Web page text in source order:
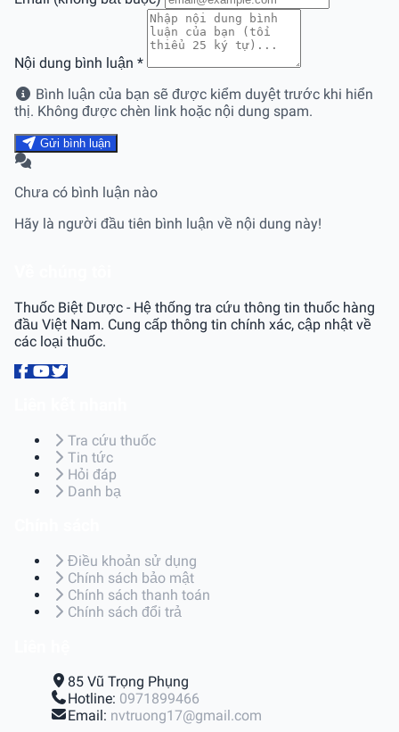
Nội dung bình luận *
Bình luận của bạn sẽ được kiểm duyệt trước khi hiển
thị. Không được chèn link hoặc nội dung spam.
Gửi bình luận
Chưa có bình luận nào
Hãy là người đầu tiên bình luận về nội dung này!
Thuốc Biệt Dược - Hệ thống tra cứu thông tin thuốc hàng
đầu Việt Nam. Cung cấp thông tin chính xác, cập nhật về
các loại thuốc.
Tra cứu thuốc
Tin tức
Hỏi đáp
Danh bạ
Điều khoản sử dụng
Chính sách bảo mật
Chính sách thanh toán
Chính sách đổi trả
85 Vũ Trọng Phụng
Hotline: 0971899466
Email: nvtruong17@gmail.com